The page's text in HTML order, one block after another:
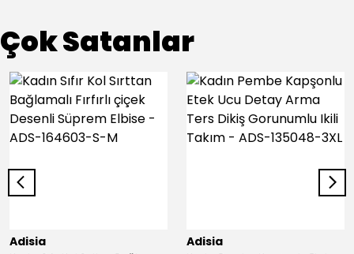
Çok Satanlar
Adisia Adisia